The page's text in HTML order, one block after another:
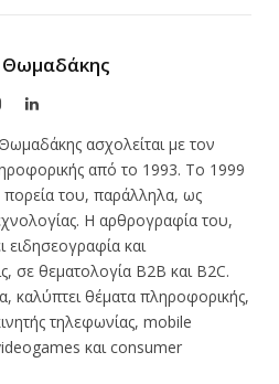
Θωμαδάκης
InstagramLinkedIn
ασχολείται με τον
από το 1993. Το 1999
πορεία του, παράλληλα, ως
Η αρθρογραφία του,
ειδησεογραφία και
σε θεματολογία B2B και B2C.
καλύπτει θέματα πληροφορικής,
τηλεφωνίας, mobile
και consumer